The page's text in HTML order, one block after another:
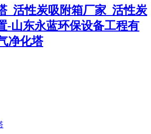
_活性炭吸附箱厂家_活性炭
-山东永蓝环保设备工程有
净化塔